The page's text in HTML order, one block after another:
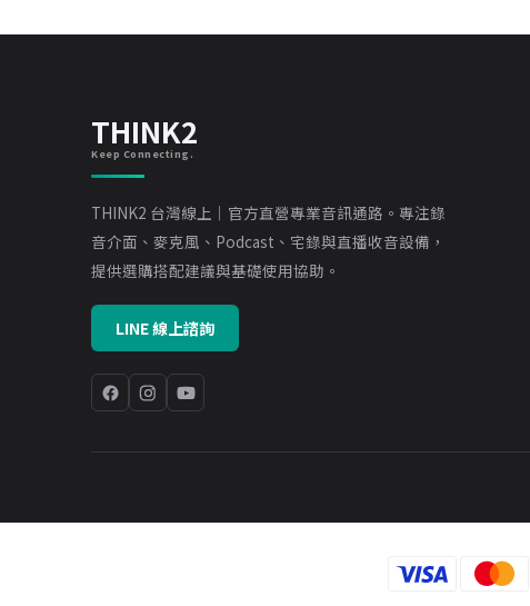
THINK2
Keep Connecting.
THINK2 台灣線上｜官方直營專業音訊通路。專注錄
音介面、麥克風、Podcast、宅錄與直播收音設備，
提供選購搭配建議與基礎使用協助。
LINE 線上諮詢